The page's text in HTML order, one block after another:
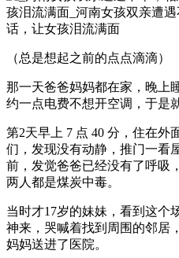
（总是想起之前的点点滴滴）
那一天爸爸妈妈都在家，晚上
约一点电费不想开空调，于是
第2天早上 7 点 40 分，住在外
们，发现没有动静，推门一看
前，发觉爸爸已经没有了呼吸
两人都是煤炭中毒。
当时才17岁的妹妹，看到这个
神来，哭喊着找到周围的邻居
妈妈送进了医院。